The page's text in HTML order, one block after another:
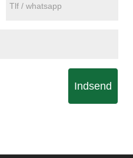
Indsend